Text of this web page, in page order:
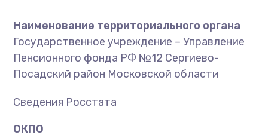
Наименование территориального органа
Государственное учреждение – Управление
Пенсионного фонда РФ №12 Сергиево-
Посадский район Московской области
Сведения Росстата
ОКПО